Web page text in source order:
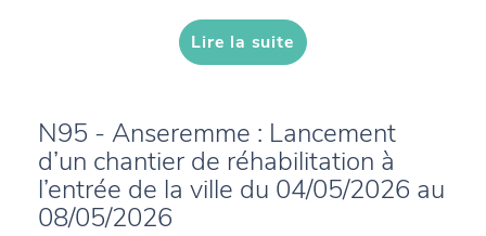
Lire la suite
N95 - Anseremme : Lancement
d’un chantier de réhabilitation à
l’entrée de la ville du 04/05/2026 au
08/05/2026